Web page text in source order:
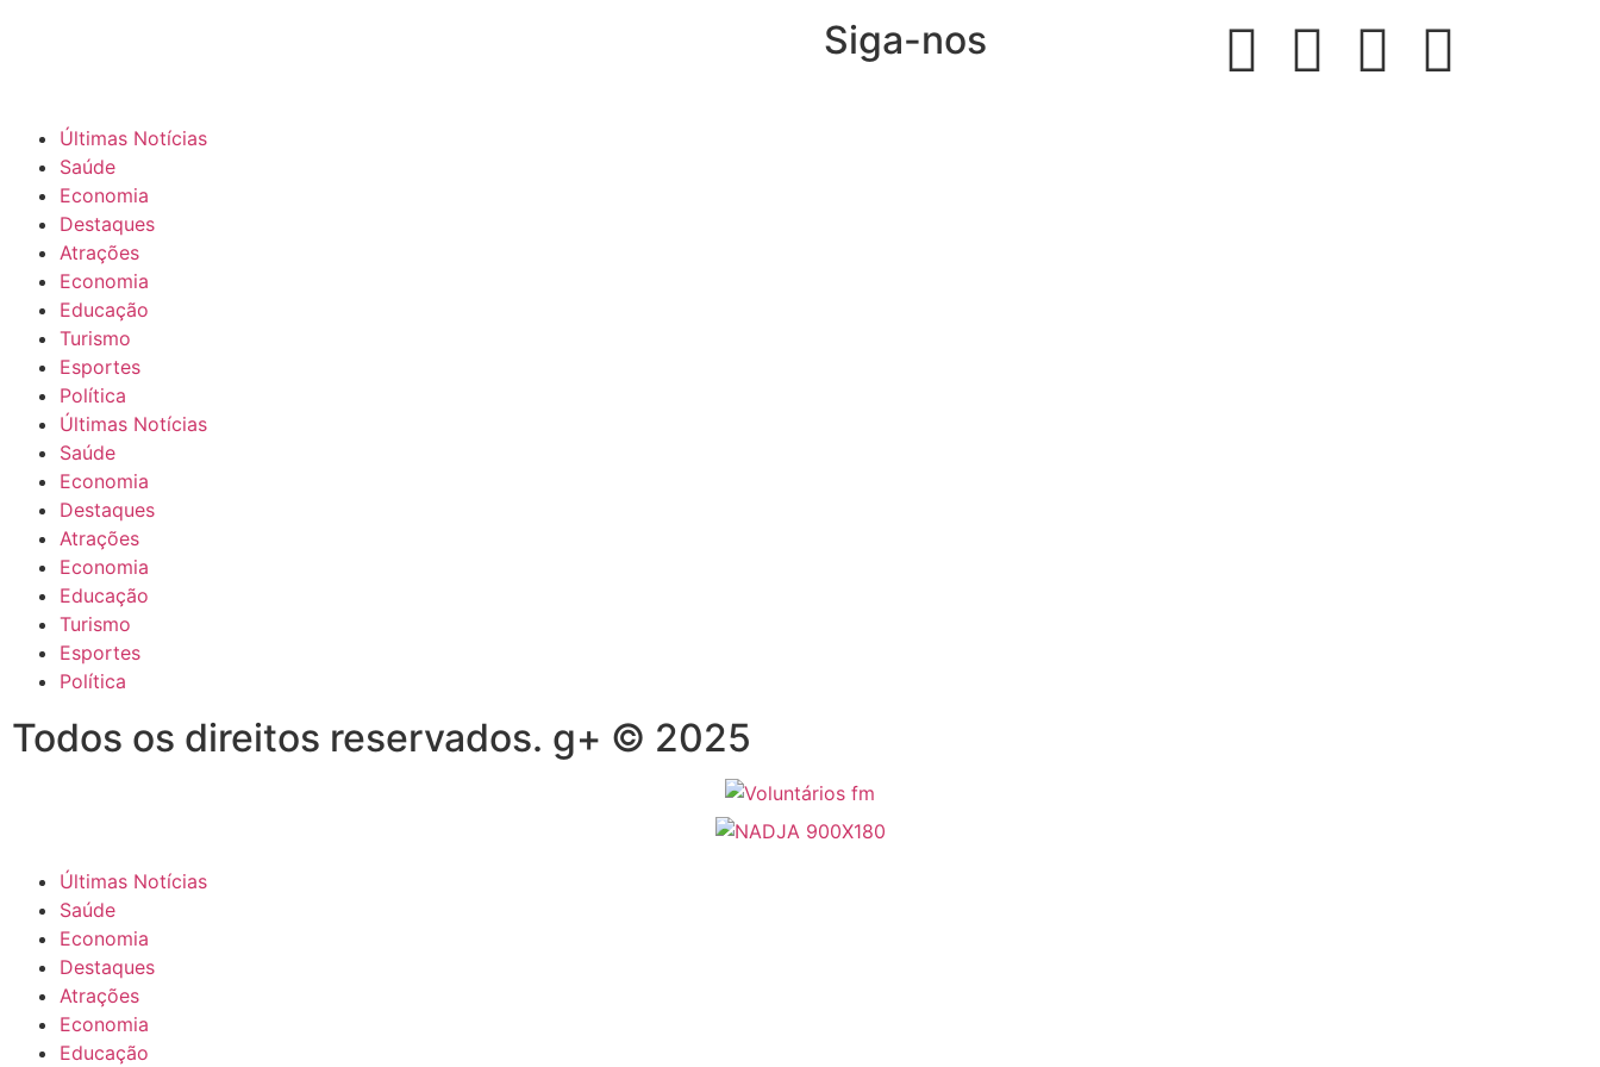
Siga-nos
Últimas Notícias
Saúde
Economia
Destaques
Atrações
Economia
Educação
Turismo
Esportes
Política
Últimas Notícias
Saúde
Economia
Destaques
Atrações
Economia
Educação
Turismo
Esportes
Política
Todos os direitos reservados. g+ © 2025
Últimas Notícias
Saúde
Economia
Destaques
Atrações
Economia
Educação